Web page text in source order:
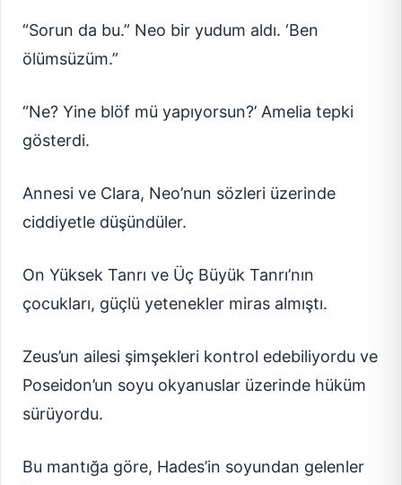
“Sorun da bu.” Neo bir yudum aldı. ‘Ben
ölümsüzüm.”
“Ne? Yine blöf mü yapıyorsun?’ Amelia tepki
gösterdi.
Annesi ve Clara, Neo’nun sözleri üzerinde
ciddiyetle düşündüler.
On Yüksek Tanrı ve Üç Büyük Tanrı’nın
çocukları, güçlü yetenekler miras almıştı.
Zeus’un ailesi şimşekleri kontrol edebiliyordu ve
Poseidon’un soyu okyanuslar üzerinde hüküm
sürüyordu.
Bu mantığa göre, Hades’in soyundan gelenler